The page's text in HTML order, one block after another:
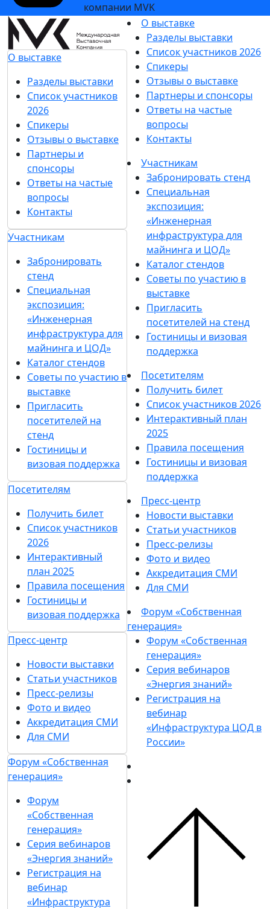
компании MVK
О выставке
Разделы выставки
Список участников
2026
Спикеры
Отзывы о выставке
Партнеры и
спонсоры
Ответы на частые
вопросы
Контакты
Участникам
Забронировать
стенд
Специальная
экспозиция:
«Инженерная
инфраструктура для
майнинга и ЦОД»
Каталог стендов
Советы по участию в
выставке
Пригласить
посетителей на
стенд
Гостиницы и
визовая поддержка
Посетителям
Получить билет
Список участников
2026
Интерактивный
план 2025
Правила посещения
Гостиницы и
визовая поддержка
Пресс-центр
Новости выставки
Статьи участников
Пресс-релизы
Фото и видео
Аккредитация СМИ
Для СМИ
Форум «Собственная
генерация»
Форум
«Собственная
генерация»
Серия вебинаров
«Энергия знаний»
Регистрация на
вебинар
«Инфраструктура
О выставке
Разделы выставки
Список участников 2026
Спикеры
Отзывы о выставке
Партнеры и спонсоры
Ответы на частые
вопросы
Контакты
Участникам
Забронировать стенд
Специальная
экспозиция:
«Инженерная
инфраструктура для
майнинга и ЦОД»
Каталог стендов
Советы по участию в
выставке
Пригласить
посетителей на стенд
Гостиницы и визовая
поддержка
Посетителям
Получить билет
Список участников 2026
Интерактивный план
2025
Правила посещения
Гостиницы и визовая
поддержка
Пресс-центр
Новости выставки
Статьи участников
Пресс-релизы
Фото и видео
Аккредитация СМИ
Для СМИ
Форум «Собственная
генерация»
Форум «Собственная
генерация»
Серия вебинаров
«Энергия знаний»
Регистрация на
вебинар
«Инфраструктура ЦОД в
России»